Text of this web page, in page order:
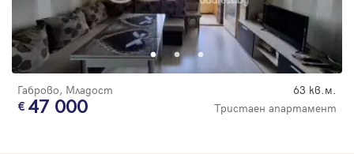
Габрово, Младост 63 кв.м.
47 000 Тристаен апартамент